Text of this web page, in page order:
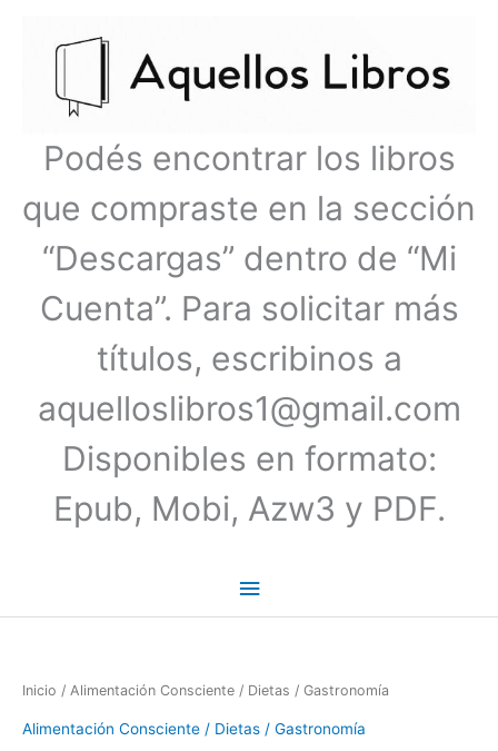
Podés encontrar los libros
que compraste en la sección
“Descargas” dentro de “Mi
Cuenta”. Para solicitar más
títulos, escribinos a
aquelloslibros1@gmail.com
Disponibles en formato:
Epub, Mobi, Azw3 y PDF.
principal
Inicio / Alimentación Consciente / Dietas / Gastronomía
Alimentación Consciente / Dietas / Gastronomía